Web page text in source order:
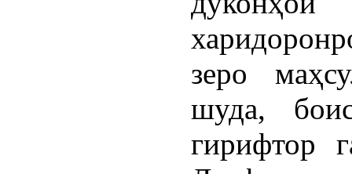
зеро
шуда,
гирифтор